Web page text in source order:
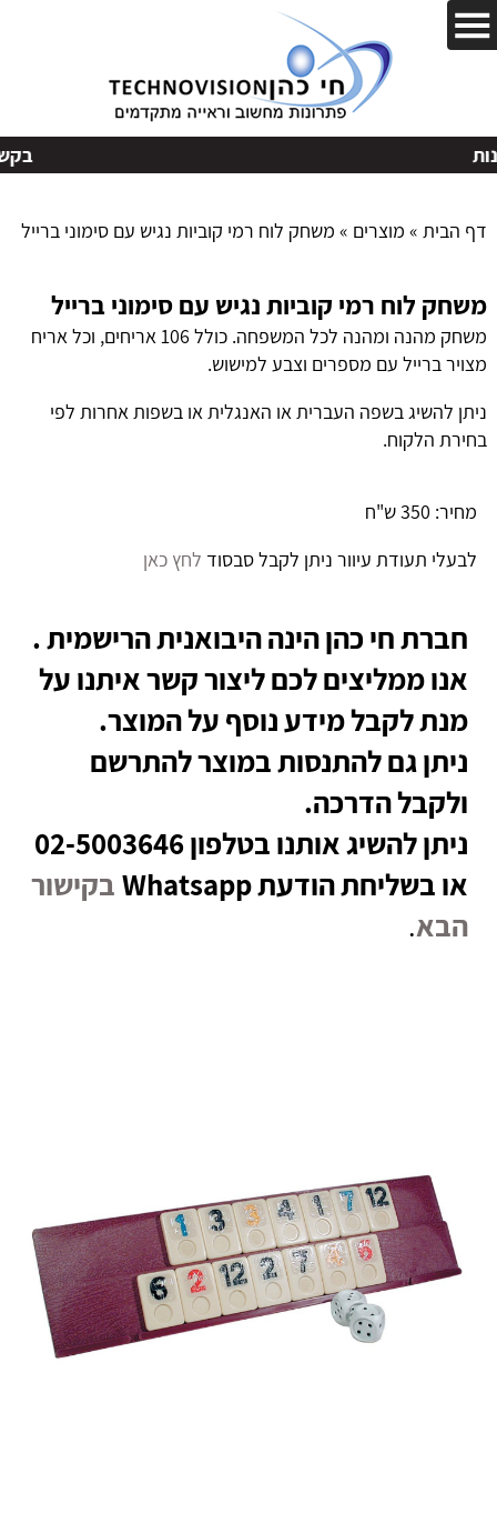
דף הבית» מוצרים » משחק לוח רמי קוביות נגיש עם סימוני ברייל
משחק לוח רמי קוביות נגיש עם סימוני ברייל
משחק מהנה ומהנה לכל המשפחה. כולל 106 אריחים, וכל אריח
מצויר ברייל עם מספרים וצבע למישוש.
ניתן להשיג בשפה העברית או האנגלית או בשפות אחרות לפי
בחירת הלקוח.
מחיר: 350 ש"ח
לבעלי תעודת עיוור ניתן לקבל סבסוד לחץ כאן
חברת חי כהן הינה היבואנית הרישמית .
אנו ממליצים לכם ליצור קשר איתנו על
מנת לקבל מידע נוסף על המוצר.
ניתן גם להתנסות במוצר להתרשם
ולקבל הדרכה.
ניתן להשיג אותנו בטלפון 02-5003646
או בשליחת הודעת Whatsapp
בקישור
הבא.